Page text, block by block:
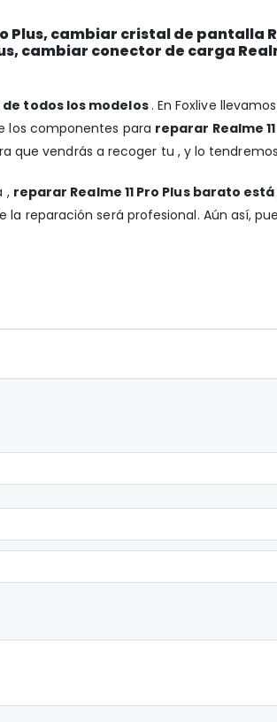
Plus, cambiar cristal de pantalla
cambiar conector de carga
de todos los modelos. En Foxlive
los componentes para reparar Realme
que vendrás a recoger tu , y lo
, reparar Realme 11 Pro Plus barato
reparación será profesional. Aún así,